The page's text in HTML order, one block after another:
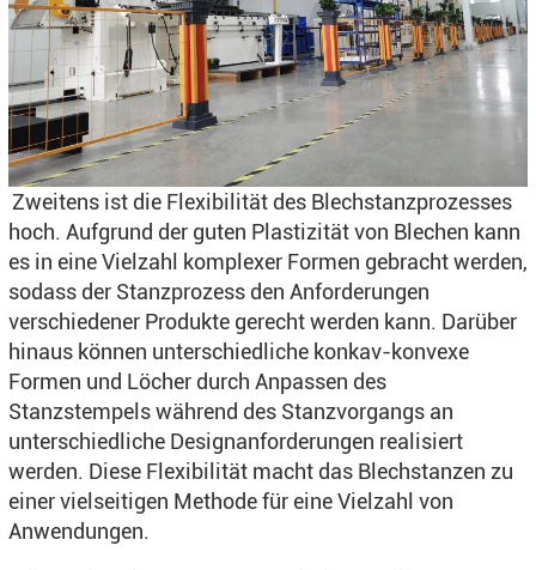
Zweitens ist die Flexibilität des Blechstanzprozesses
hoch. Aufgrund der guten Plastizität von Blechen kann
es in eine Vielzahl komplexer Formen gebracht werden,
sodass der Stanzprozess den Anforderungen
verschiedener Produkte gerecht werden kann. Darüber
hinaus können unterschiedliche konkav-konvexe
Formen und Löcher durch Anpassen des
Stanzstempels während des Stanzvorgangs an
unterschiedliche Designanforderungen realisiert
werden. Diese Flexibilität macht das Blechstanzen zu
einer vielseitigen Methode für eine Vielzahl von
Anwendungen.